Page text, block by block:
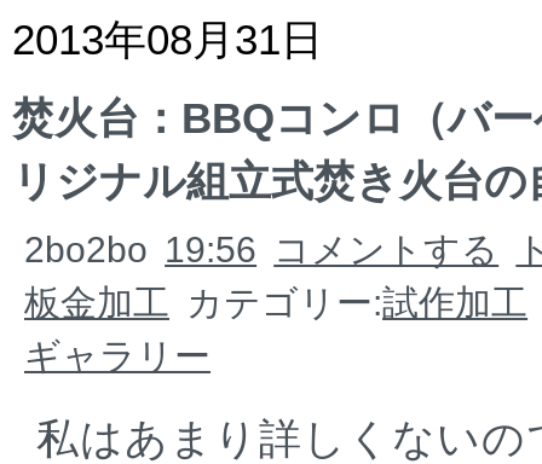
2013年08月31日
焚火台：BBQコンロ（バ
リジナル組立式焚き火台の
2bo2bo 19:56 コメントする
板金加工 カテゴリー:試作加工
ギャラリー
私はあまり詳しくない